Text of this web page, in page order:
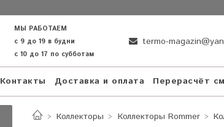
МЫ РАБОТАЕМ
с 9 до 19 в будни
с 10 до 17 по субботам
termo-
Контакты Доставка и оплата Перерасчёт
Коллекторы Коллекторы Rommer